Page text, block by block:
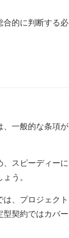
合的に判断する必
、一般的な条項が
スピーディーに
う。
、プロジェクト
型契約ではカバー